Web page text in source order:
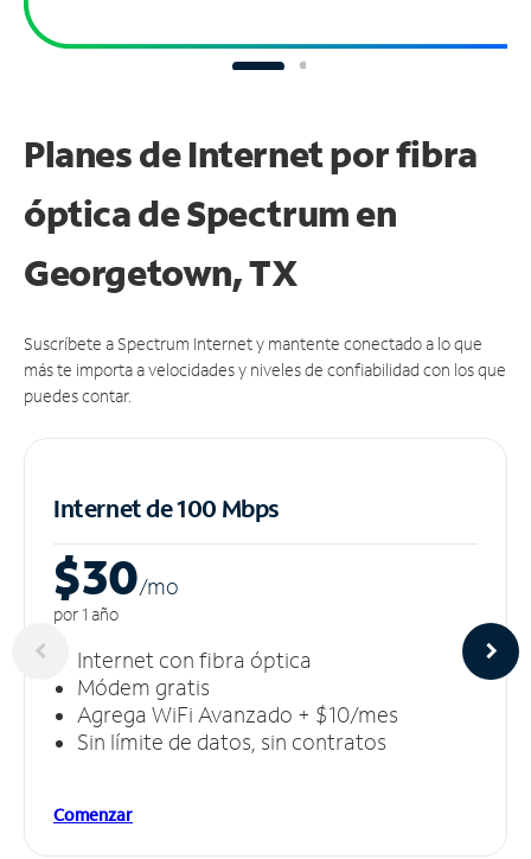
Planes de Internet por fibra
óptica de Spectrum en
Georgetown, TX
Suscríbete a Spectrum Internet y mantente conectado a lo que
más te importa a velocidades y niveles de confiabilidad con los que
puedes contar.
Internet de 100 Mbps
$30/mo
por 1 año
Internet con fibra óptica
Módem gratis
Agrega WiFi Avanzado + $10/mes
Sin límite de datos, sin contratos
Comenzar